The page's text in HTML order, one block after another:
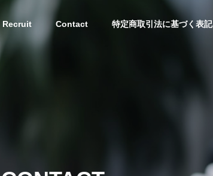
Recruit Contact 特定商取引法に基づく表記